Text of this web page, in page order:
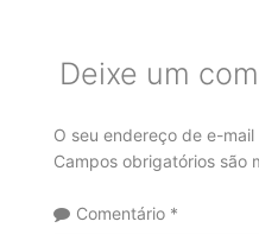
Deixe um
O seu endereço de e-
Campos obrigatórios são
Comentário *